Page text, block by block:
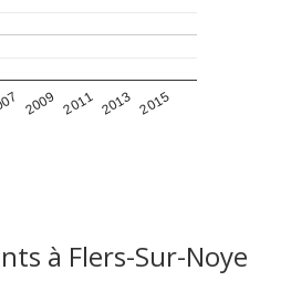
2009 2011 2013 2015
à Flers-Sur-Noye